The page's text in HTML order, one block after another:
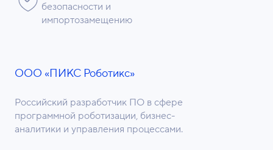
ООО «ПИКС Роботикс»
Российский разработчик ПО в сфере
программной роботизации, бизнес-
аналитики и управления процессами.
безопасности и
импортозамещению